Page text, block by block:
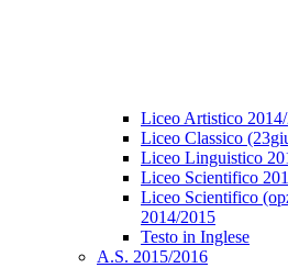
Liceo Artistico
Liceo Classico
Liceo Linguistico
Liceo Scientifico
Liceo Scientifico
2014/2015
Testo in Inglese
A.S. 2015/2016